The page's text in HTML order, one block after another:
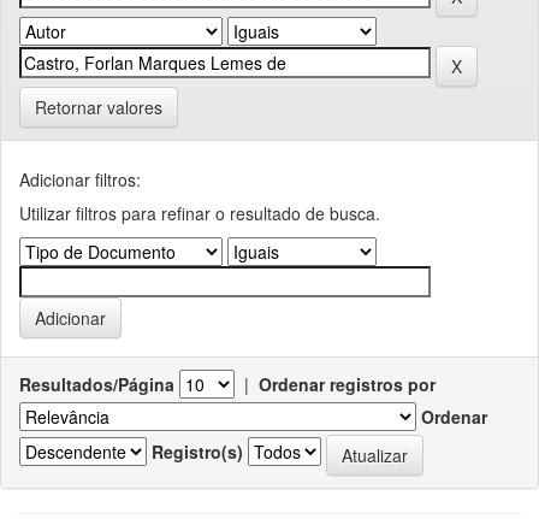
Retornar valores
Adicionar filtros:
Utilizar filtros para refinar o resultado de busca.
Resultados/Página | Ordenar registros por
Ordenar
Registro(s)